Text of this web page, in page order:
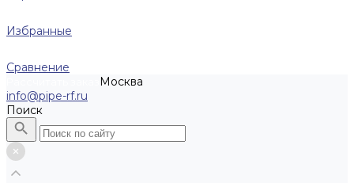
Избранные
Сравнение
Москва
info@pipe-rf.ru
Поиск